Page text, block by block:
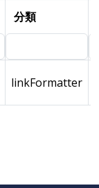
分類
linkFormatter